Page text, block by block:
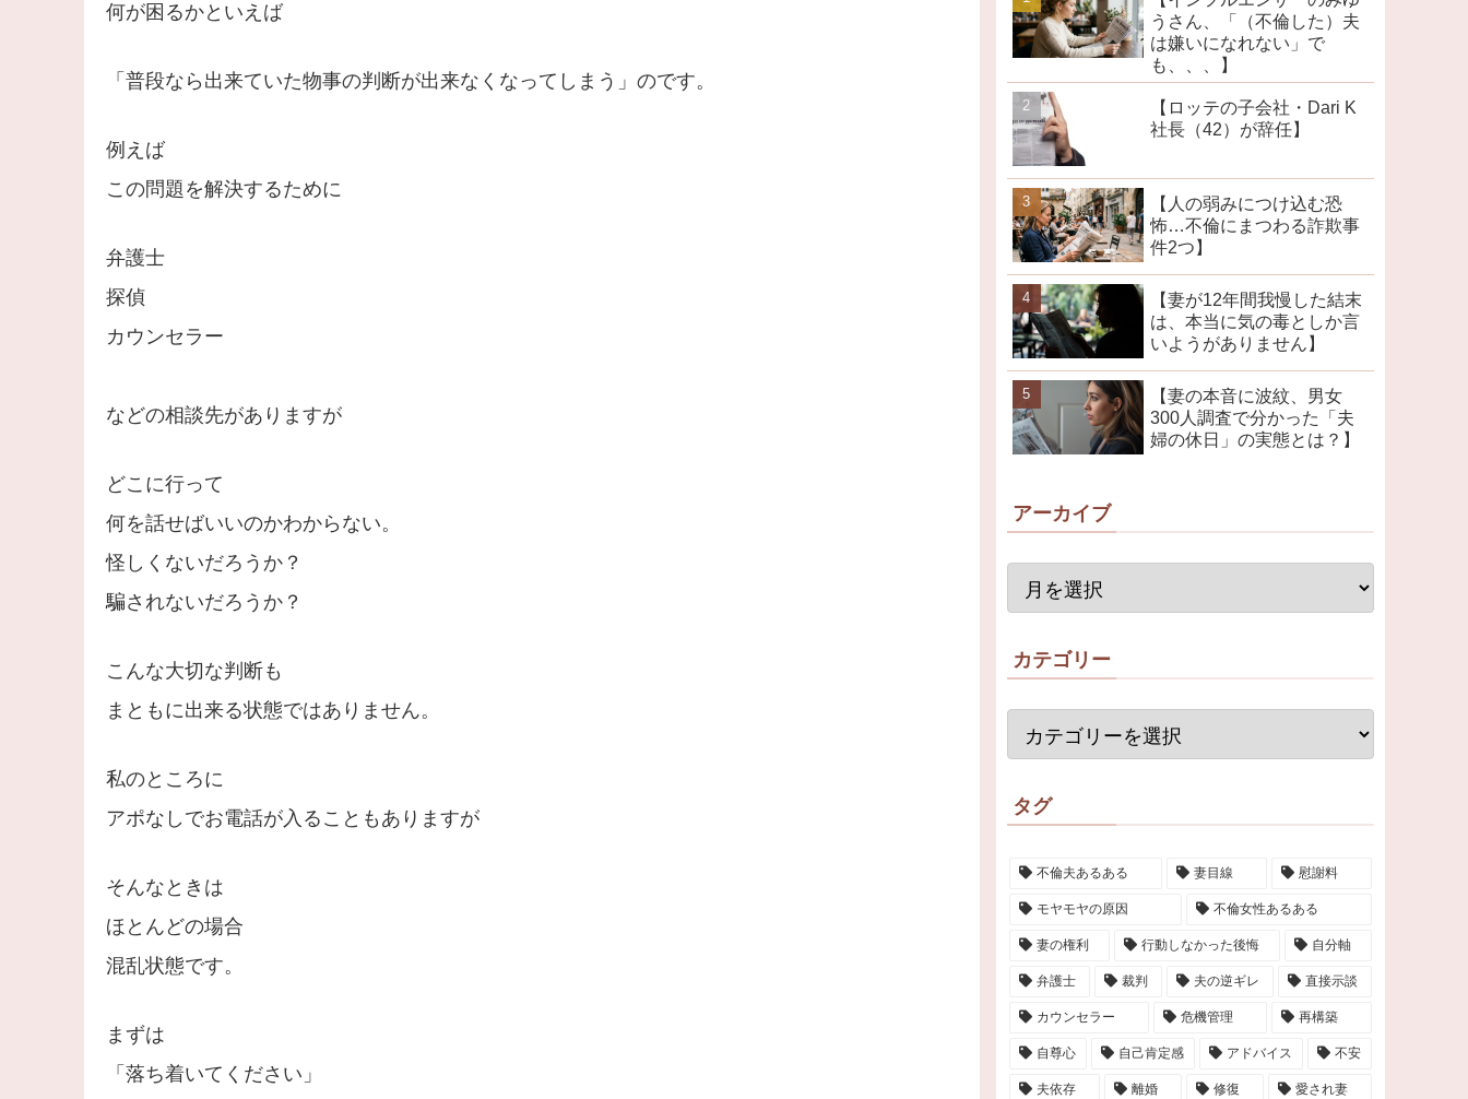
何が困るかといえば
「普段なら出来ていた物事の判断が出来なくなってしまう」のです。
例えば
この問題を解決するために
弁護士
探偵
カウンセラー
などの相談先がありますが
どこに行って
何を話せばいいのかわからない。
怪しくないだろうか？
騙されないだろうか？
こんな大切な判断も
まともに出来る状態ではありません。
私のところに
アポなしでお電話が入ることもありますが
そんなときは
ほとんどの場合
混乱状態です。
まずは
「落ち着いてください」
うさん、「（不倫した）夫
は嫌いになれない」で
も、、、】
【ロッテの子会社・Dari K
社長（42）が辞任】
【人の弱みにつけ込む恐
怖…不倫にまつわる詐欺事
件2つ】
【妻が12年間我慢した結末
は、本当に気の毒としか言
いようがありません】
【妻の本音に波紋、男女
300人調査で分かった「夫
婦の休日」の実態とは？】
アーカイブ
カテゴリー
タグ
不倫夫あるある 妻目線 慰謝料
モヤモヤの原因 不倫女性あるある
妻の権利 行動しなかった後悔 自分軸
弁護士 裁判 夫の逆ギレ 直接示談
カウンセラー 危機管理 再構築
自尊心 自己肯定感 アドバイス 不安
夫依存 離婚 修復 愛され妻